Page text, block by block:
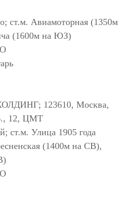
Авиамоторная (1350м
(1600м на ЮЗ)
123610, Москва,
12, ЦМТ
ст.м. Улица 1905 года
(1400м на СВ),